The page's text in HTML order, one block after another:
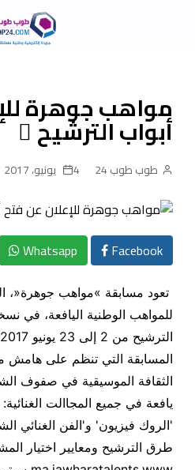
مواهب جوهرة
أبواب الترشيح ً
طوب طوب 24 4 يونيو، 2017
Facebook
Whatsapp
تعود مسابقة »مواهب جوهرة«،
للمواهب الوطنية اليافعة، في
الترشيح من 2 إلى 23 يونيو 2017
المسابقة التي تنظم على
الثقافة الموسيقية في صفوف
يافعة في جميع المجاالت
'الروك فيزيون' و'الفن الغنائي
طرق الترشيح ومعايير اختيار